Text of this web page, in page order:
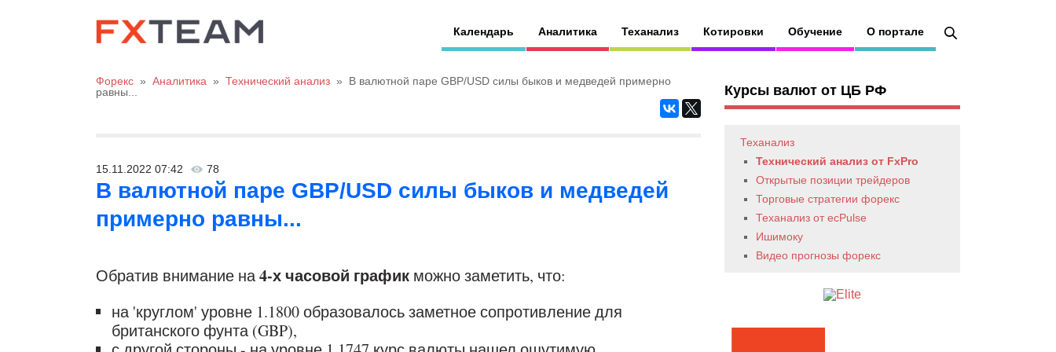
Календарь Аналитика Теханализ Котировки Обучение О портале
Форекс » Аналитика » Технический анализ »
В валютной паре GBP/USD силы быков и медведей примерно
равны...
15.11.2022 07:42 78
В валютной паре GBP/USD силы быков и медведей
примерно равны...
Обратив внимание на4-х часовой график можно заметить, что:
на 'круглом' уровне 1.1800 образовалось заметное сопротивление для
британского фунта (GBP),
Курсы валют от ЦБ РФ
Теханализ
Технический анализ от FxPro
Открытые позиции трейдеров
Торговые стратегии форекс
Теханализ от ecPulse
Ишимоку
Видео прогнозы форекс